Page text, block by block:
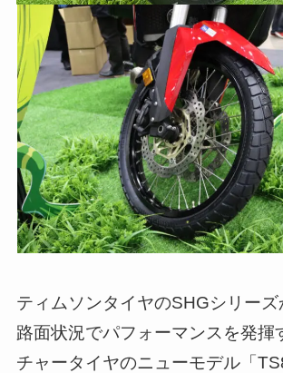
ティムソンタイヤのSHGシリー
路面状況でパフォーマンスを発揮
チャータイヤのニューモデル「